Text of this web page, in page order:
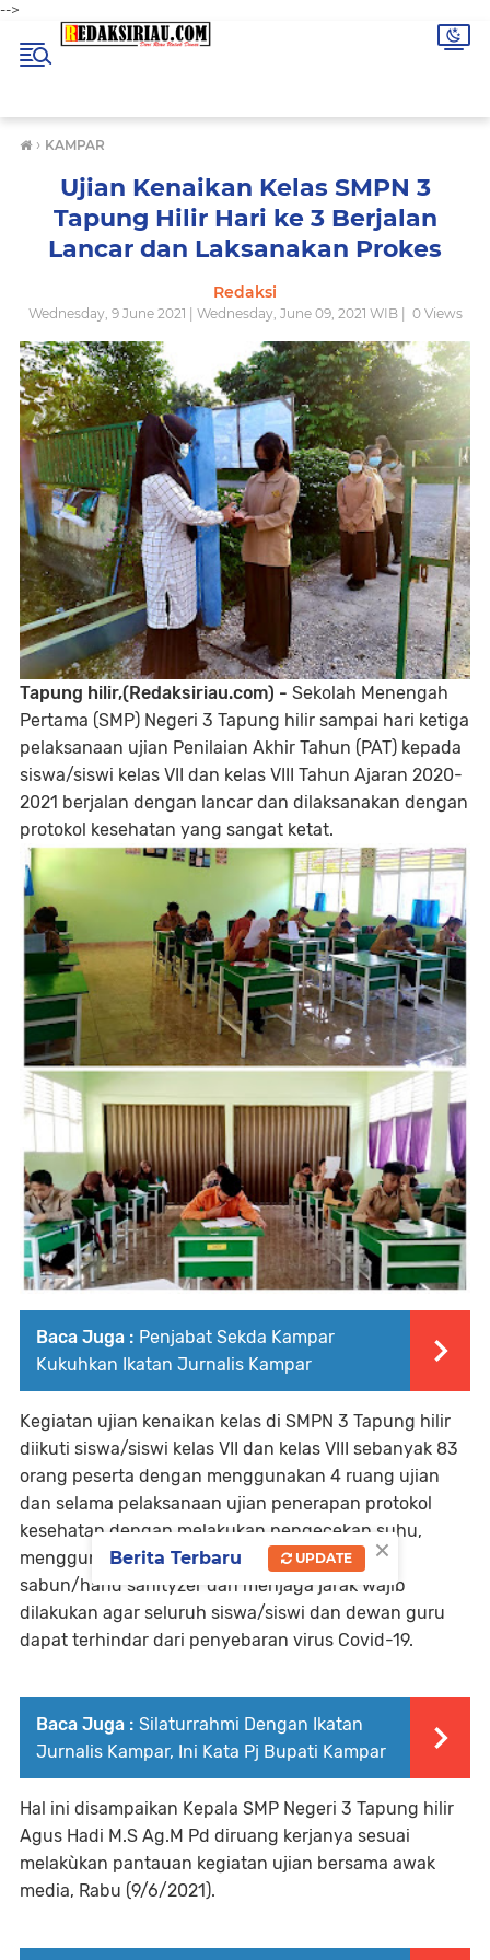
-->
› KAMPAR
Ujian Kenaikan Kelas SMPN 3
Tapung Hilir Hari ke 3 Berjalan
Lancar dan Laksanakan Prokes
Redaksi
Wednesday, 9 June 2021 | Wednesday, June 09, 2021 WIB | 0Views
Tapung hilir,(Redaksiriau.com) - Sekolah Menengah
Pertama (SMP) Negeri 3 Tapung hilir sampai hari ketiga
pelaksanaan ujian Penilaian Akhir Tahun (PAT) kepada
siswa/siswi kelas VII dan kelas VIII Tahun Ajaran 2020-
2021 berjalan dengan lancar dan dilaksanakan dengan
protokol kesehatan yang sangat ketat.
Baca Juga : Penjabat Sekda Kampar
Kukuhkan Ikatan Jurnalis Kampar
Kegiatan ujian kenaikan kelas di SMPN 3 Tapung hilir
diikuti siswa/siswi kelas VII dan kelas VIII sebanyak 83
orang peserta dengan menggunakan 4 ruang ujian
dan selama pelaksanaan ujian penerapan protokol
kesehatan dengan melakukan pengecekan suhu,
menggunakan masker, mencuci tangan pakai
sabun/hand sanityzer dan menjaga jarak wajib
dilakukan agar seluruh siswa/siswi dan dewan guru
dapat terhindar dari penyebaran virus Covid-19.
Baca Juga : Silaturrahmi Dengan Ikatan
Jurnalis Kampar, Ini Kata Pj Bupati Kampar
Hal ini disampaikan Kepala SMP Negeri 3 Tapung hilir
Agus Hadi M.S Ag.M Pd diruang kerjanya sesuai
melakùkan pantauan kegiatan ujian bersama awak
media, Rabu (9/6/2021).
×
Berita Terbaru UPDATE